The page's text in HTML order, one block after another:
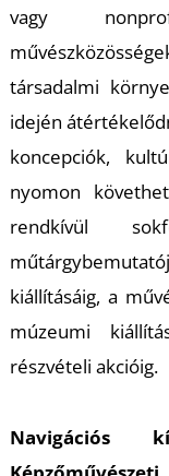
vagy
társadalmi
idején
koncepciók,
nyomon
rendkívül
kiállításáig, a
múzeumi
részvételi akcióig.
Navigációs